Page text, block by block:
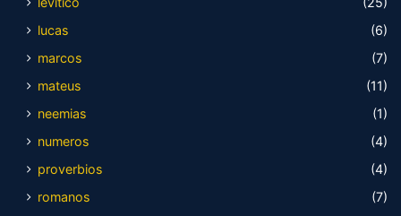
lucas
(6)
marcos
(7)
mateus
(11)
neemias
(1)
numeros
(4)
proverbios
(4)
romanos
(7)